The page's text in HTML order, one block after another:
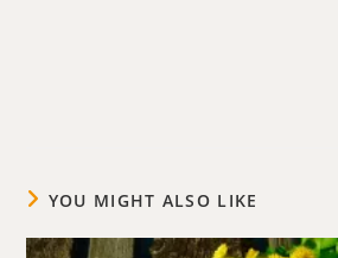
YOU MIGHT ALSO LIKE